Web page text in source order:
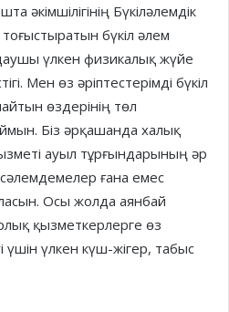
әкімшілігінің Бүкіләлемдік
бүкіл әлем
үлкен физикалық жүйе
Мен өз әріптестерімді бүкіл
өздерінің төл
Біз әрқашанда халық
ауыл тұрғындарының әр
ғана емес
Осы жолда аянбай
қызметкерлерге өз
үлкен күш-жігер, табыс